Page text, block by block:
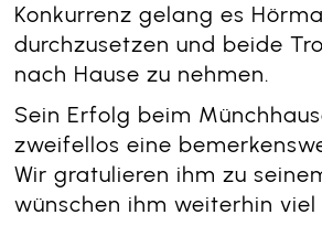
Konkurrenz gelang es
durchzusetzen und beide
nach Hause zu nehmen.
Sein Erfolg beim
zweifellos eine
Wir gratulieren ihm zu
wünschen ihm weiterhin viel